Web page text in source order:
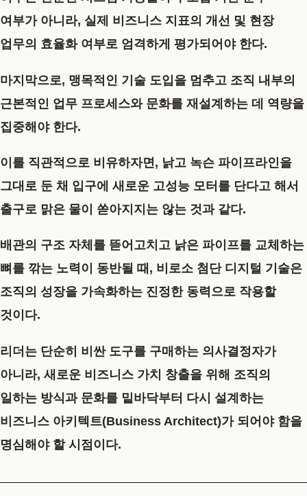
여부가 아니라, 실제 비즈니스 지표의 개선 및 현장
업무의 효율화 여부로 엄격하게 평가되어야 한다.
마지막으로, 맹목적인 기술 도입을 멈추고 조직 내부의
근본적인 업무 프로세스와 문화를 재설계하는 데 역량을
집중해야 한다.
이를 직관적으로 비유하자면, 낡고 녹슨 파이프라인을
그대로 둔 채 입구에 새로운 고성능 모터를 단다고 해서
출구로 맑은 물이 쏟아지지는 않는 것과 같다.
배관의 구조 자체를 뜯어고치고 낡은 파이프를 교체하는
뼈를 깎는 노력이 동반될 때, 비로소 첨단 디지털 기술은
조직의 성장을 가속화하는 진정한 동력으로 작용할
것이다.
리더는 단순히 비싼 도구를 구매하는 의사결정자가
아니라, 새로운 비즈니스 가치 창출을 위해 조직의
일하는 방식과 문화를 밑바닥부터 다시 설계하는
비즈니스 아키텍트(Business Architect)가 되어야 함을
명심해야 할 시점이다.